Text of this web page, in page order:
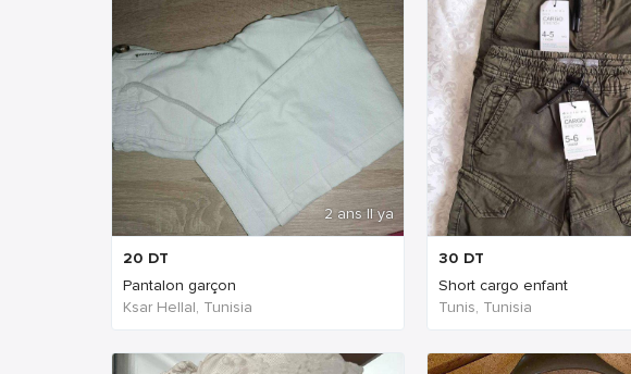
2 ans Il ya
20 DT
Pantalon garçon
Ksar Hellal, Tunisia
30 DT
Short cargo enfant
Tunis, Tunisia